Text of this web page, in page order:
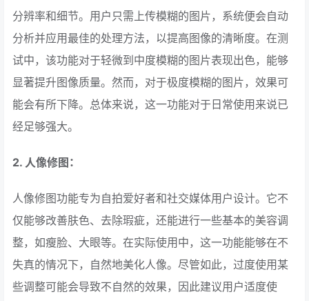
分辨率和细节。用户只需上传模糊的图片，系统便会自动
分析并应用最佳的处理方法，以提高图像的清晰度。在测
试中，该功能对于轻微到中度模糊的图片表现出色，能够
显著提升图像质量。然而，对于极度模糊的图片，效果可
能会有所下降。总体来说，这一功能对于日常使用来说已
经足够强大。
2. 人像修图：
人像修图功能专为自拍爱好者和社交媒体用户设计。它不
仅能够改善肤色、去除瑕疵，还能进行一些基本的美容调
整，如瘦脸、大眼等。在实际使用中，这一功能能够在不
失真的情况下，自然地美化人像。尽管如此，过度使用某
些调整可能会导致不自然的效果，因此建议用户适度使